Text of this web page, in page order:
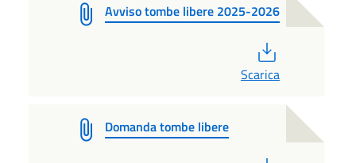
Avviso tombe libere 2025-2026
Scarica
Domanda tombe libere